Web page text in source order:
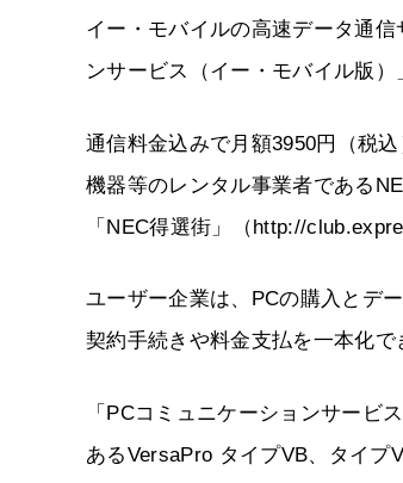
イー・モバイルの高速データ通
ンサービス（イー・モバイル版）
通信料金込みで月額3950円（税
機器等のレンタル事業者である
「NEC得選街」（http://
ユーザー企業は、PCの購入とデ
契約手続きや料金支払を一本化で
「PCコミュニケーションサービ
あるVersaPro タイプVB、タイプ